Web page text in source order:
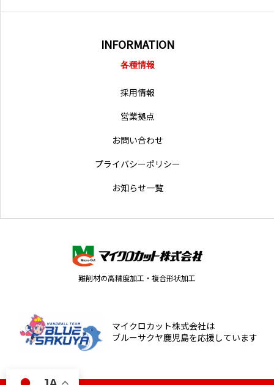
INFORMATION
各種情報
採用情報
営業拠点
お問い合わせ
プライバシーポリシー
お知らせ一覧
難削材の高精度加工・複合形状加工
マイクロカット株式会社は
ブルーサクヤ鹿児島を応援しています